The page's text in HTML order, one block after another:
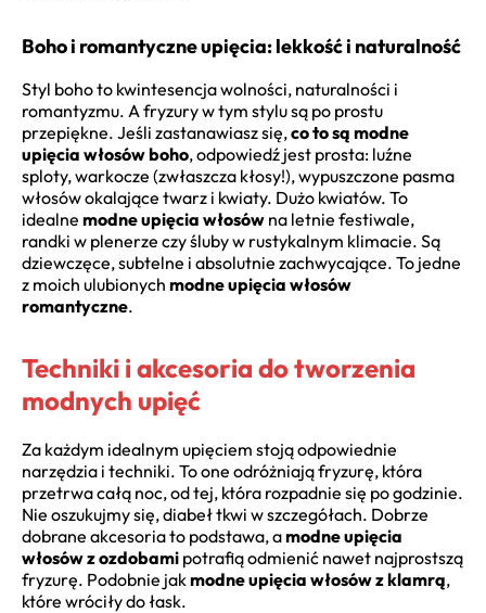
Boho i romantyczne upięcia: lekkość i naturalność
Styl boho to kwintesencja wolności, naturalności i
romantyzmu. A fryzury w tym stylu są po prostu
przepiękne. Jeśli zastanawiasz się,co to są modne
upięcia włosów boho, odpowiedź jest prosta: luźne
sploty, warkocze (zwłaszcza kłosy!), wypuszczone pasma
włosów okalające twarz i kwiaty. Dużo kwiatów. To
idealne modne upięcia włosów na letnie festiwale,
randki w plenerze czy śluby w rustykalnym klimacie. Są
dziewczęce, subtelne i absolutnie zachwycające. To jedne
z moich ulubionych modne upięcia włosów
romantyczne.
Techniki i akcesoria do tworzenia
modnych upięć
Za każdym idealnym upięciem stoją odpowiednie
narzędzia i techniki. To one odróżniają fryzurę, która
przetrwa całą noc, od tej, która rozpadnie się po godzinie.
Nie oszukujmy się, diabeł tkwi w szczegółach. Dobrze
dobrane akcesoria to podstawa, amodne upięcia
włosów z ozdobami potrafią odmienić nawet najprostszą
fryzurę. Podobnie jakmodne upięcia włosów z klamrą,
które wróciły do łask.